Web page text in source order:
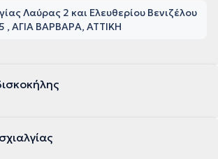
Λαύρας 2 και Ελευθερίου Βενιζέλου
, ΑΓΙΑ ΒΑΡΒΑΡΑ, ΑΤΤΙΚΗ